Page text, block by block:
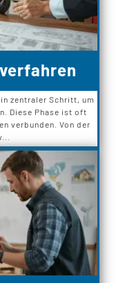
zentraler Schritt, um
Diese Phase ist oft
verbunden. Von der